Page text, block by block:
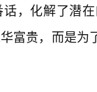
，化解了潜
富贵，而是